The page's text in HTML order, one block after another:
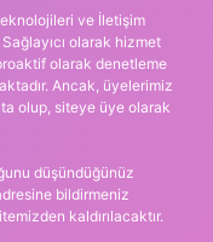
ve İletişim
olarak hizmet
olarak denetleme
Ancak, üyelerimiz
olup, siteye üye olarak
düşündüğünüz
bildirmeniz
kaldırılacaktır.